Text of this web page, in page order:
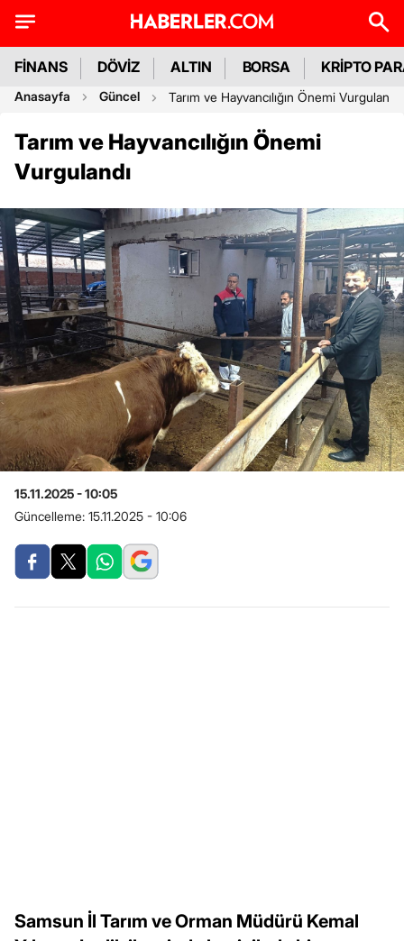
FİNANS DÖVİZ ALTIN BORSA KRİPTO
Anasayfa Güncel Tarım ve Hayvancılığın Önemi Vurgulandı
Tarım ve Hayvancılığın Önemi
Vurgulandı
15.11.2025 - 10:05
Güncelleme: 15.11.2025 - 10:06
Samsun İl Tarım ve Orman Müdürü Kemal